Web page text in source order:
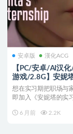
安卓版 漢化ACG
【PC/安卓/AI汉
游戏/2.8G】安妮
Internship)
+PC+安卓+欧美
想在实习期把职场与
即加入《安妮塔的实
6 月前
2.2K